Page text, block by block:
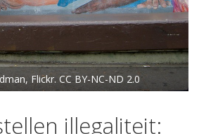
Flickr. CC BY-NC-ND 2.0
illegaliteit: